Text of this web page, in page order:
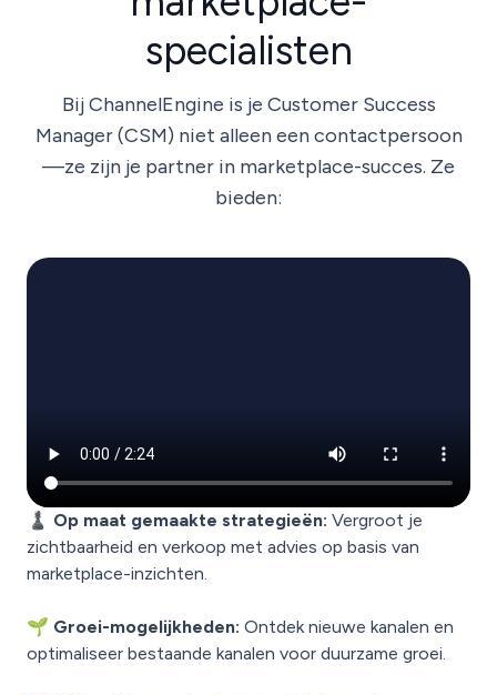
specialisten
Bij ChannelEngine is je Customer Success
Manager (CSM) niet alleen een contactpersoon
—ze zijn je partner in marketplace-succes. Ze
bieden:
♟️ Op maat gemaakte strategieën: Vergroot je
zichtbaarheid en verkoop met advies op basis van
marketplace-inzichten.
🌱 Groei-mogelijkheden: Ontdek nieuwe kanalen en
optimaliseer bestaande kanalen voor duurzame groei.